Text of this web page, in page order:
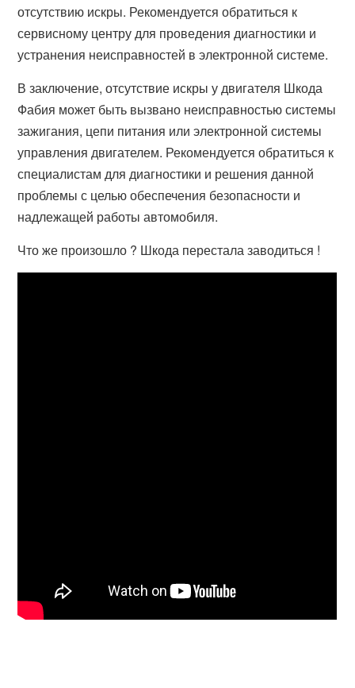
отсутствию искры. Рекомендуется обратиться к
сервисному центру для проведения диагностики и
устранения неисправностей в электронной системе.
В заключение, отсутствие искры у двигателя Шкода
Фабия может быть вызвано неисправностью системы
зажигания, цепи питания или электронной системы
управления двигателем. Рекомендуется обратиться к
специалистам для диагностики и решения данной
проблемы с целью обеспечения безопасности и
надлежащей работы автомобиля.
Что же произошло ? Шкода перестала заводиться !